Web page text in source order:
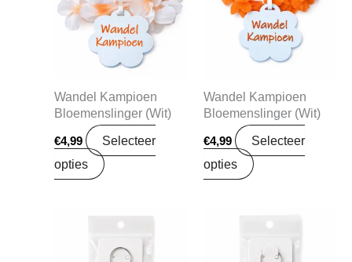
Wandel Kampioen
Bloemenslinger (Wit)
€4,99
Selecteer
opties
Wandel Kampioen
Bloemenslinger (Wit)
€4,99
Selecteer
opties